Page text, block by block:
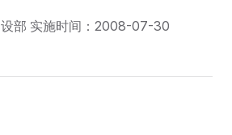
部 实施时间：2008-07-30